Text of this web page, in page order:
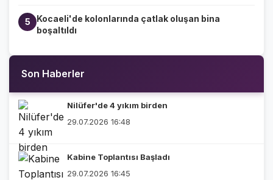
5
Kocaeli'de kolonlarında çatlak oluşan bina
boşaltıldı
Son Haberler
Nilüfer'de 4 yıkım birden
29.07.2026 16:48
Kabine Toplantısı Başladı
29.07.2026 16:45